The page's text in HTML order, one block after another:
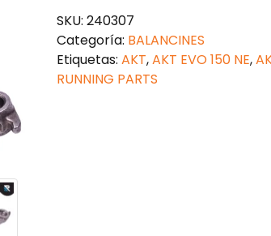
(DOS
PIEZAS)
cantidad
SKU: 240307
Categoría: BALANCINES
Etiquetas: AKT,AKT EVO 150 NE,
RUNNING PARTS